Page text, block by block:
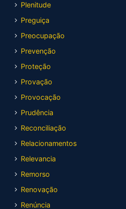
Plenitude
Preguiça
Preocupação
Prevenção
Proteção
Provação
Provocação
Prudência
Reconciliação
Relacionamentos
Relevancia
Remorso
Renovação
Renúncia